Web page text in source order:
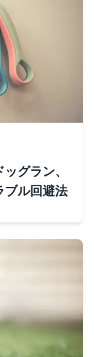
グラン、
ブル回避法